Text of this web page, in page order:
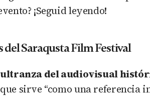
¡Seguid leyendo!
del Saraqusta Film Festival
ultranza del audiovisual
sirve “como una referencia